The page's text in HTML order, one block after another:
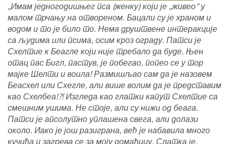
„Имам једногодишњег пса (женку) који је „живео“ у
малом трчању на отвореном. Бацали су је храном и
водом и то је било то. Нема друштвене интеракције
са људима или псима, осим кроз ограду. Патси је
Схелтие к Беагле који није требало да буде. Њен
отац пас Бигл, пастув, је побегао, попео се у тор
мајке Шелти и воила! Размишљао сам да је назовем
Беасхел или Схегле, али више волим да је представим
као Схелбеа!?! Изгледа као глатки капут Схелтие са
смешним ушима. Не стоје, али су нижи од беага.
Патси је апсолутно уплашена свега, али долази
около. Иако је још разиграна, већ је набавила много
кучића и загрева се за моју домаћицу. Слатка је,